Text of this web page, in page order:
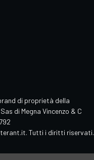
di proprietà della
di Megna Vincenzo & C
Tutti i diritti riservati.